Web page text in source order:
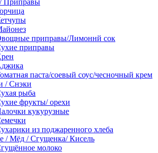
Приправы
приправы/Лимоннй сок
приправы
паста/соевый соус/чесночный крем
/ Снэки
рыба
фрукты/ орехи
кукурузные
из поджаренного хлеба
/ Мёд / Сгущенка/ Кисель
молоко